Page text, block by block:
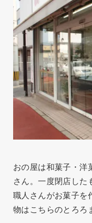
おの屋は和菓子・洋
さん。一度閉店し
職人さんがお菓子を
物はこちらのとろろ